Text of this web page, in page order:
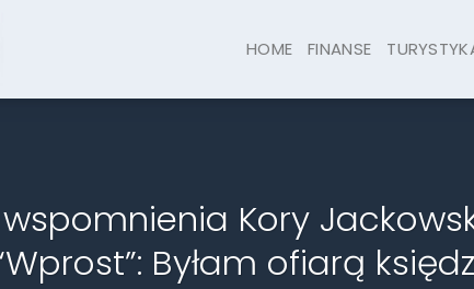
HOME FINANSE
Kory
Byłam ofiarą